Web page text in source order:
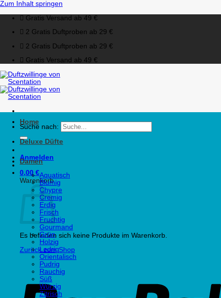
Zum Inhalt springen
Gratis Versand ab 49 €
2 Gratis Duftproben ab 29 €
2 Gratis Duftproben ab 29 €
Gratis Versand ab 49 €
Suche nach:
Anmelden
0,00 €
Warenkorb
Es befinden sich keine Produkte im Warenkorb.
Zurück zum Shop
Home
Deluxe Düfte
Damen
Aquatisch
Blumig
Chypre
Cremig
Erdig
Frisch
Fruchtig
Gourmand
Grün
Holzig
Ledrig
Orientalisch
Pudrig
Rauchig
Süß
Würzig
Zitrisch